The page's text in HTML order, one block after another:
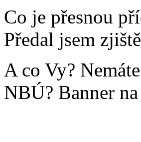
Co je přesnou
Předal jsem
A co Vy?
NBÚ? Banner